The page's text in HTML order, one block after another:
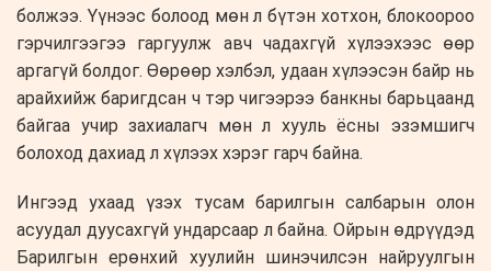
болжээ. Үүнээс болоод мөн л бүтэн хотхон, блокоороо
гэрчилгээгээ гаргуулж авч чадахгүй хүлээхээс өөр
аргагүй болдог. Өөрөөр хэлбэл, удаан хүлээсэн байр нь
арайхийж баригдсан ч тэр чигээрээ банкны барьцаанд
байгаа учир захиалагч мөн л хууль ёсны эзэмшигч
болоход дахиад л хүлээх хэрэг гарч байна.
Ингээд ухаад үзэх тусам барилгын салбарын олон
асуудал дуусахгүй ундарсаар л байна. Ойрын өдрүүдэд
Барилгын ерөнхий хуулийн шинэчилсэн найруулгын